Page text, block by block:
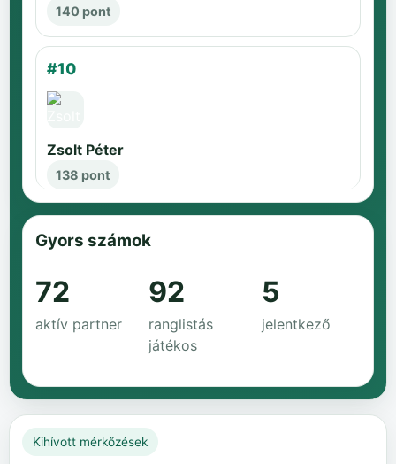
140 pont
#10
Zsolt Péter
138 pont
Gyors számok
72
aktív partner
92
ranglistás
játékos
5
jelentkező
Kihívott mérkőzések